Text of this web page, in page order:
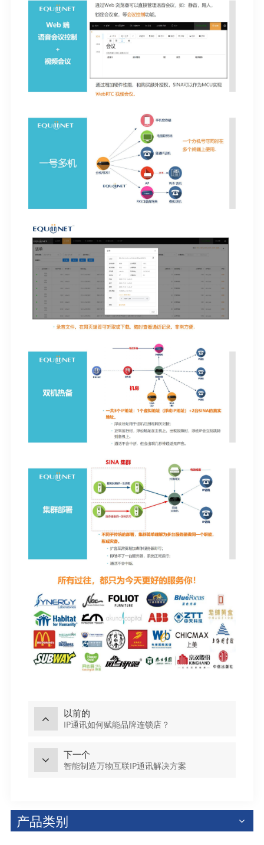
以前的
IP通讯如何赋能品牌连锁店？
下一个
智能制造万物互联IP通讯解决方案
产品类别